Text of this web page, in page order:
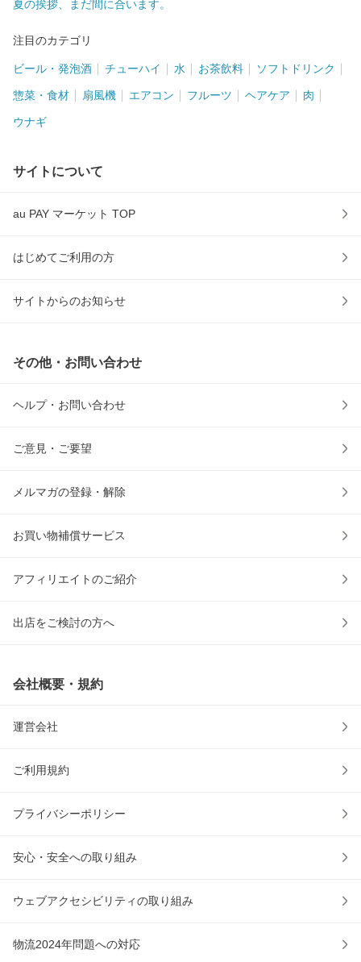
夏の挨拶、まだ間に合います。
注目のカテゴリ
ビール・発泡酒 チューハイ 水 お茶飲料 ソフトドリンク
惣菜・食材 扇風機 エアコン フルーツ ヘアケア 肉
ウナギ
サイトについて
au PAY マーケット TOP
はじめてご利用の方
サイトからのお知らせ
その他・お問い合わせ
ヘルプ・お問い合わせ
ご意見・ご要望
メルマガの登録・解除
お買い物補償サービス
アフィリエイトのご紹介
出店をご検討の方へ
会社概要・規約
運営会社
ご利用規約
プライバシーポリシー
安心・安全への取り組み
ウェブアクセシビリティの取り組み
物流2024年問題への対応